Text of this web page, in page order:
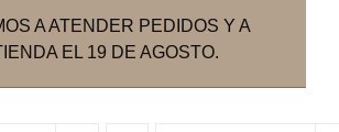
A ATENDER PEDIDOS Y A
EL 19 DE AGOSTO.